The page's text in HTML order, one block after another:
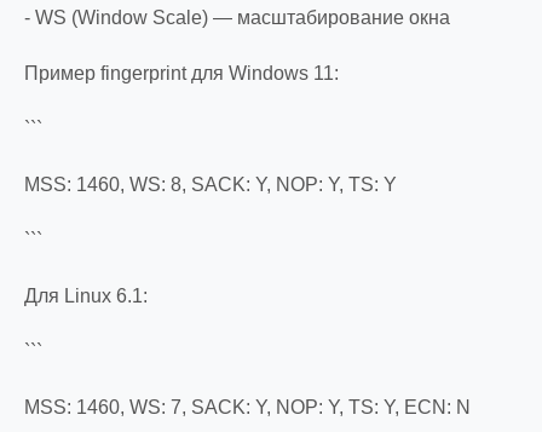
- WS (Window Scale) — масштабирование окна
Пример fingerprint для Windows 11:
```
MSS: 1460, WS: 8, SACK: Y, NOP: Y, TS: Y
```
Для Linux 6.1:
```
MSS: 1460, WS: 7, SACK: Y, NOP: Y, TS: Y, ECN: N